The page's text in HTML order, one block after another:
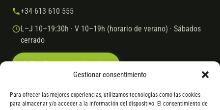
Gestionar consentimiento
Para ofrecer las mejores experiencias, utilizamos tecnologías como las cookies
para almacenar y/o acceder a la información del dispositivo. El consentimiento de
+34 613 610 555
L–J 10–19:30h · V 10–19h (horario de verano) · Sábados
cerrado